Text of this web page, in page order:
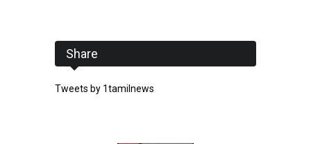
Share
Tweets by 1tamilnews